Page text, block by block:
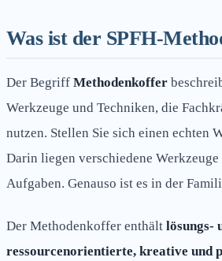
Was ist der SPFH-
Der Begriff Methodenkoffer
Werkzeuge und Techniken, die
nutzen. Stellen Sie sich einen echten
Darin liegen verschiedene
Aufgaben. Genauso ist es in der
Der Methodenkoffer enthält lösungs-
ressourcenorientierte, kreative und